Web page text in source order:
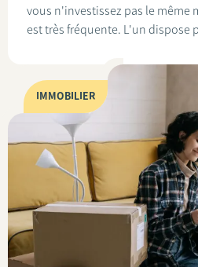
vous n'investissez pas le même
est très fréquente. L'un dispose
IMMOBILIER